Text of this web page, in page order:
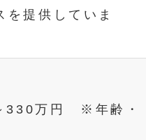
を提供していま
330万円 ※年齢・